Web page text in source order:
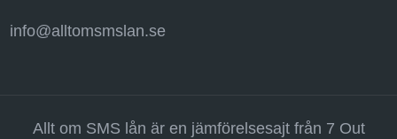
info@alltomsmslan.se
Allt om SMS lån är en jämförelsesajt från 7 Out